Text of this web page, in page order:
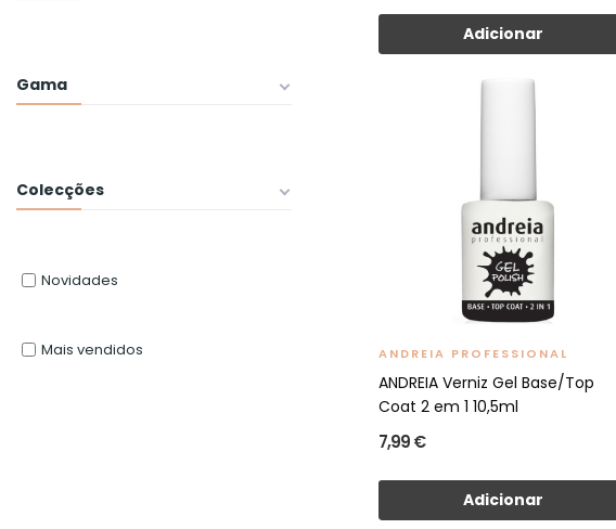
Gama
Colecções
Novidades
Mais vendidos
Adicionar
ANDREIA PROFESSIONAL
ANDREIA Verniz Gel Base/Top
Coat 2 em 1 10,5ml
7,99 €
Adicionar